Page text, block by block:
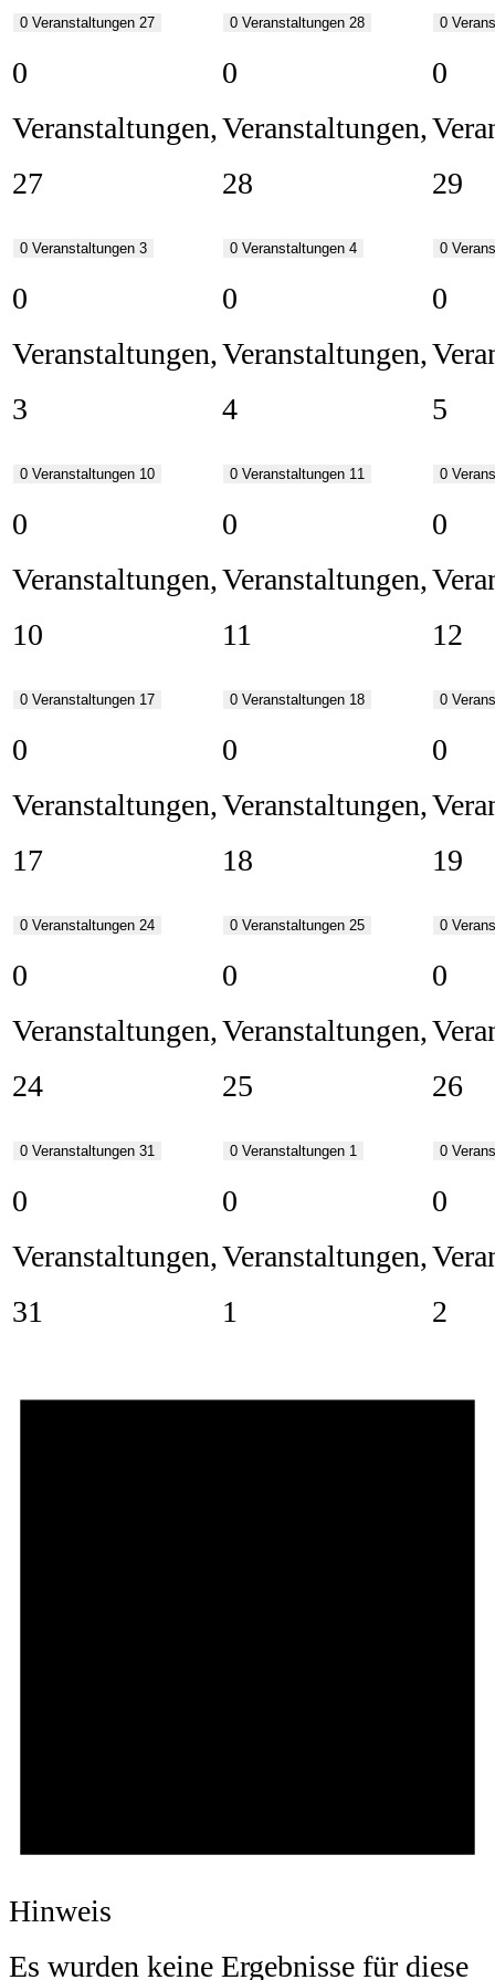
0 Veranstaltungen 27
0
Veranstaltungen,
27
0 Veranstaltungen 28
0
Veranstaltungen,
28
0
0
29
0 Veranstaltungen 3
0
Veranstaltungen,
3
0 Veranstaltungen 4
0
Veranstaltungen,
4
0
0
5
0 Veranstaltungen 10
0
Veranstaltungen,
10
0 Veranstaltungen 11
0
Veranstaltungen,
11
0
0
12
0 Veranstaltungen 17
0
Veranstaltungen,
17
0 Veranstaltungen 18
0
Veranstaltungen,
18
0
0
19
0 Veranstaltungen 24
0
Veranstaltungen,
24
0 Veranstaltungen 25
0
Veranstaltungen,
25
0
0
26
0 Veranstaltungen 31
0
Veranstaltungen,
31
0 Veranstaltungen 1
0
Veranstaltungen,
1
0
0
2
Hinweis
Es wurden keine Ergebnisse für diese